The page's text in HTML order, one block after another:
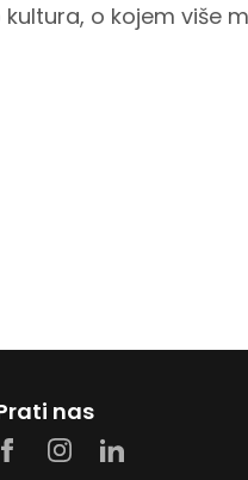
kultura, o kojem više
nas